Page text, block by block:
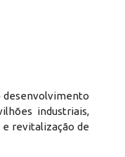
desenvolvimento
industriais,
e revitalização de